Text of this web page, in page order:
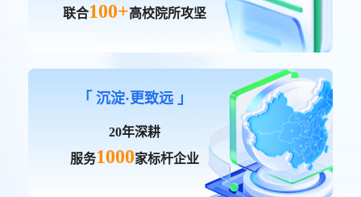
联合100+高校院所攻坚
「 沉淀·更致远 」
20年深耕
服务1000家标杆企业